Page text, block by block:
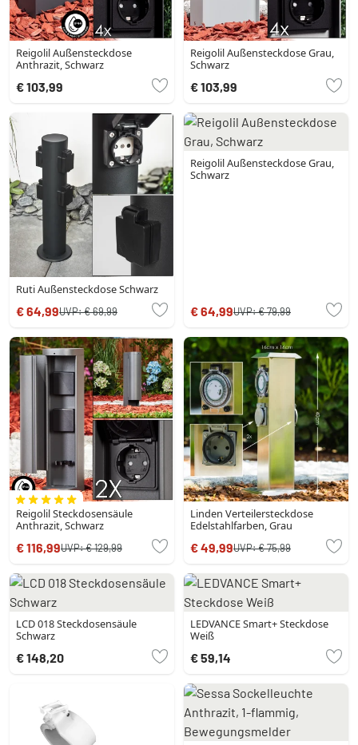
Reigolil Außensteckdose
Anthrazit, Schwarz
€ 103,99
Reigolil Außensteckdose Grau,
Schwarz
€ 103,99
Ruti Außensteckdose Schwarz
€ 64,99UVP:€ 69,99
Reigolil Außensteckdose Grau,
Schwarz
€ 64,99UVP:€ 79,99
Reigolil Steckdosensäule
Anthrazit, Schwarz
€ 116,99UVP:€ 129,99
Linden Verteilersteckdose
Edelstahlfarben, Grau
€ 49,99UVP:€ 75,99
LCD 018 Steckdosensäule
Schwarz
€ 148,20
LEDVANCE Smart+ Steckdose
Weiß
€ 59,14